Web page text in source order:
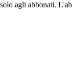
agli abbonati.